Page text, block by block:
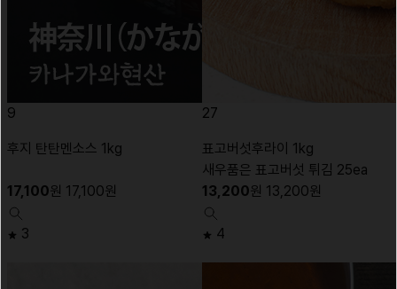
9
후지 탄탄멘소스 1kg
17,100원 17,100원
3
27
표고버섯후라이 1kg
새우품은 표고버섯 튀김 25ea
13,200원 13,200원
4